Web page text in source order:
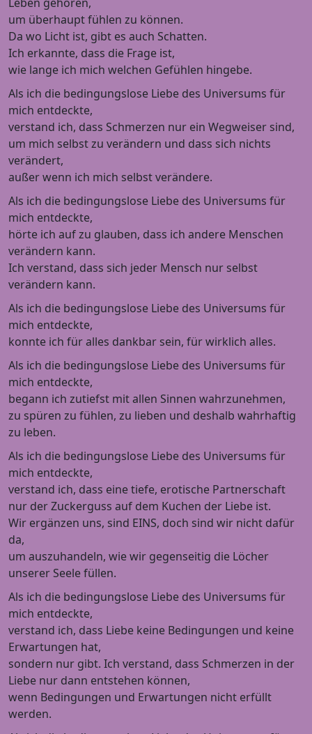
um überhaupt fühlen zu können.
Da wo Licht ist, gibt es auch Schatten.
Ich erkannte, dass die Frage ist,
wie lange ich mich welchen Gefühlen hingebe.
Als ich die bedingungslose Liebe des Universums für
mich entdeckte,
verstand ich, dass Schmerzen nur ein Wegweiser sind,
um mich selbst zu verändern und dass sich nichts
verändert,
außer wenn ich mich selbst verändere.
Als ich die bedingungslose Liebe des Universums für
mich entdeckte,
hörte ich auf zu glauben, dass ich andere Menschen
verändern kann.
Ich verstand, dass sich jeder Mensch nur selbst
verändern kann.
Als ich die bedingungslose Liebe des Universums für
mich entdeckte,
konnte ich für alles dankbar sein, für wirklich alles.
Als ich die bedingungslose Liebe des Universums für
mich entdeckte,
begann ich zutiefst mit allen Sinnen wahrzunehmen,
zu spüren zu fühlen, zu lieben und deshalb wahrhaftig
zu leben.
Als ich die bedingungslose Liebe des Universums für
mich entdeckte,
verstand ich, dass eine tiefe, erotische Partnerschaft
nur der Zuckerguss auf dem Kuchen der Liebe ist.
Wir ergänzen uns, sind EINS, doch sind wir nicht dafür
da,
um auszuhandeln, wie wir gegenseitig die Löcher
unserer Seele füllen.
Als ich die bedingungslose Liebe des Universums für
mich entdeckte,
verstand ich, dass Liebe keine Bedingungen und keine
Erwartungen hat,
sondern nur gibt. Ich verstand, dass Schmerzen in der
Liebe nur dann entstehen können,
wenn Bedingungen und Erwartungen nicht erfüllt
werden.